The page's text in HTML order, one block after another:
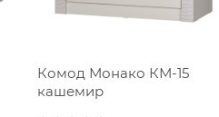
Комод Монако КМ-15
кашемир